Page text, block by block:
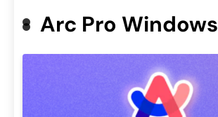
Arc Pro Windows